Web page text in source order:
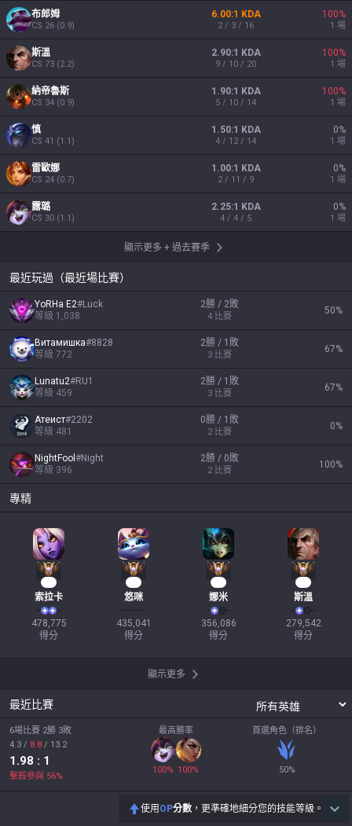
布郎姆
CS 26 (0.9)
6.00:1 KDA
2 / 3 / 16
100%
1 場
斯溫
CS 73 (2.2)
2.90:1 KDA
9 / 10 / 20
100%
1 場
納帝魯斯
CS 34 (0.9)
1.90:1 KDA
5 / 10 / 14
100%
1 場
慎
CS 41 (1.1)
1.50:1 KDA
4 / 12 / 14
0%
1 場
雷歐娜
CS 24 (0.7)
1.00:1 KDA
2 / 11 / 9
0%
1 場
露璐
CS 30 (1.1)
2.25:1 KDA
4 / 4 / 5
0%
1 場
顯示更多 + 過去賽季
最近玩過（最近場比賽）
YoRHa E2#Luck
等級 1,038
2勝 / 2敗
4 比賽
50%
Витамишка#8828
等級 772
2勝 / 1敗
3 比賽
67%
Lunatu2#RU1
等級 459
2勝 / 1敗
3 比賽
67%
Атеист#2202
等級 481
0勝 / 1敗
2 比賽
0%
NightFool #Night
等級 396
2勝 / 0敗
2 比賽
100%
專精
索拉卡
478,775
得分
悠咪
435,041
得分
娜米
356,086
得分
斯溫
279,542
得分
顯示更多
最近比賽
6場比賽 2勝 3敗
4.3 / 8.8 / 13.2
1.98 : 1
擊殺參與 56%
最高勝率
100% 100%
首選角色（排名）
50%
使用 OP分數 ，更準確地細分您的技能等級。